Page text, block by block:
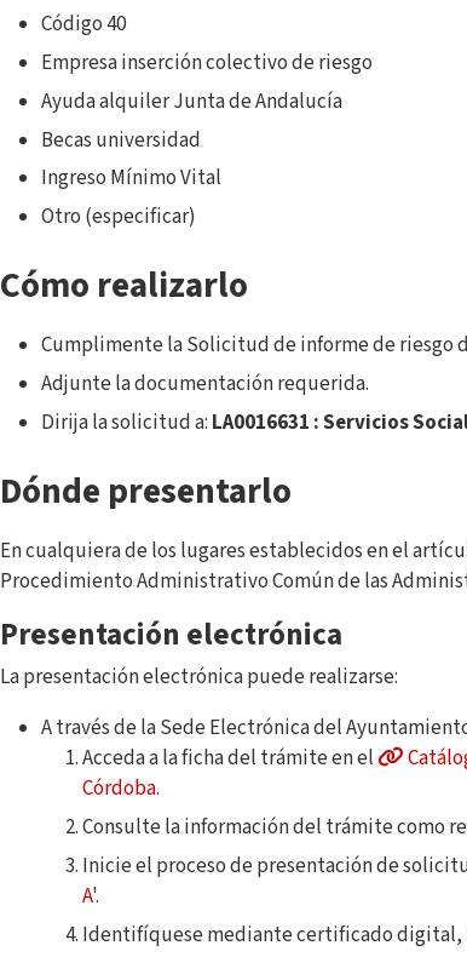
Código 40
Empresa inserción colectivo de riesgo
Ayuda alquiler Junta de Andalucía
Becas universidad
Ingreso Mínimo Vital
Otro (especificar)
Cómo realizarlo
Cumplimente la Solicitud de informe de riesgo
Adjunte la documentación requerida.
Dirija la solicitud a: LA0016631 : Servicios
Dónde presentarlo
En cualquiera de los lugares establecidos en el
Procedimiento Administrativo Común de las
Presentación electrónica
La presentación electrónica puede realizarse:
A través de la Sede Electrónica del
Acceda a la ficha del trámite en el
Córdoba.
Consulte la información del trámite como
Inicie el proceso de presentación de
A'.
Identifíquese mediante certificado digital,